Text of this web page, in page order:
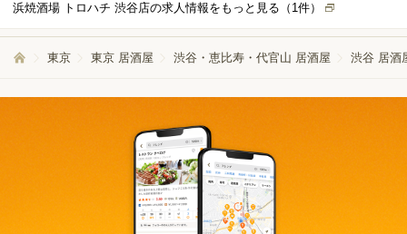
浜焼酒場 トロハチ 渋谷店の求人情報をもっと見る（ 1件）
東京 東京 居酒屋 渋谷・恵比寿・代官山 居酒屋 渋谷 居酒